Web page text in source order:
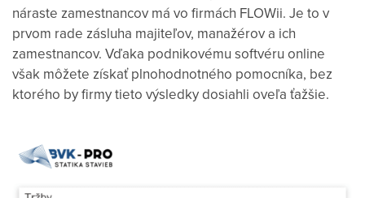
náraste zamestnancov má vo firmách FLOWii. Je to v
prvom rade zásluha majiteľov, manažérov a ich
zamestnancov. Vďaka podnikovému softvéru online
však môžete získať plnohodnotného pomocníka, bez
ktorého by firmy tieto výsledky dosiahli oveľa ťažšie.